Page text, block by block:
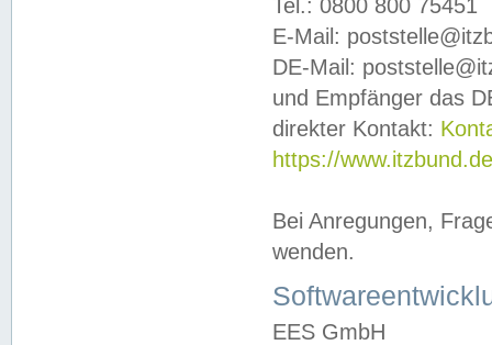
Tel.: 0800 800 75451
E-Mail:
DE-Mail:
und Empfänger das
direkter Kontakt:
https://
Bei Anregungen,
wenden.
EES GmbH